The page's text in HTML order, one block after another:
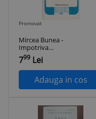
Promovat
Mircea Bunea -
Impotriva
nisipurilor.
Reportaje
799 Lei
Adauga in cos